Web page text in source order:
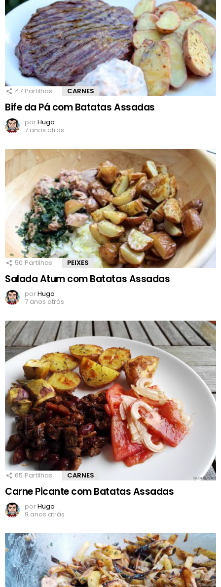
47 Partilhas CARNES
Bife da Pá com Batatas Assadas
porHugo
7 anos atrás
50 Partilhas PEIXES
Salada Atum com Batatas Assadas
porHugo
7 anos atrás
65 Partilhas CARNES
Carne Picante com Batatas Assadas
porHugo
9 anos atrás